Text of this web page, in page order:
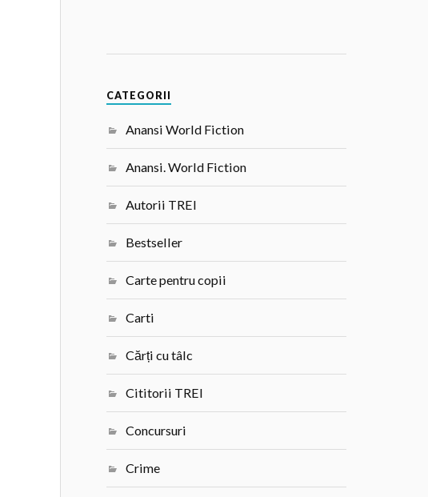
CATEGORII
Anansi World Fiction
Anansi. World Fiction
Autorii TREI
Bestseller
Carte pentru copii
Carti
Cărți cu tâlc
Cititorii TREI
Concursuri
Crime